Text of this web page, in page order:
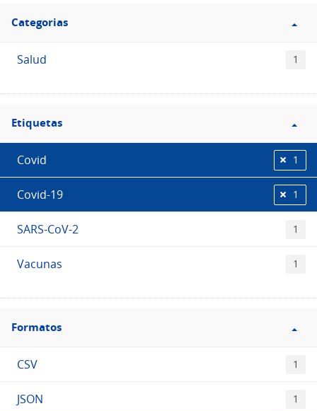
Filtro
Categorias
Categorias
Salud 1
Filtro
Etiquetas
Etiquetas
Covid 1
Covid-19 1
SARS-CoV-2 1
Vacunas 1
Filtro
Formatos
Formatos
CSV 1
JSON 1